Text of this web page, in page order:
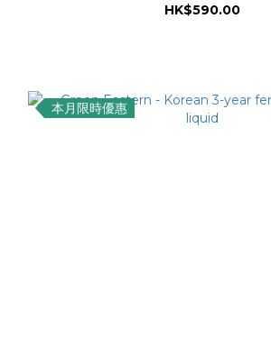
HK$590.00
本月限時優惠